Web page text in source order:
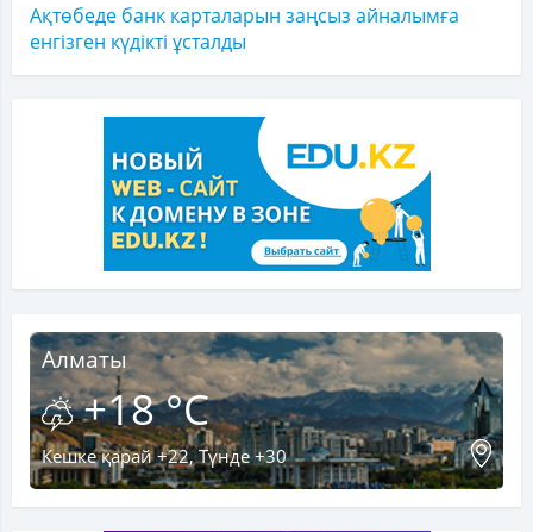
Ақтөбеде банк карталарын заңсыз айналымға
енгізген күдікті ұсталды
Алматы
+18 °C
Кешке қарай +22, Түнде +30